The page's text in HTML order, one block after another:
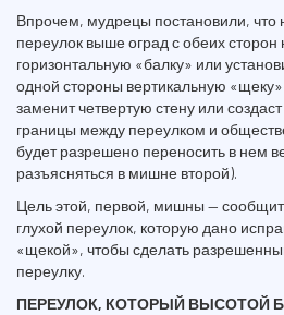
Впрочем, мудрецы постановили, что
переулок выше оград с обеих
горизонтальную «балку» или
одной стороны вертикальную
заменит четвертую стену или
границы между переулком и
будет разрешено переносить в нем
разъясняться в мишне второй).
Цель этой, первой, мишны —
глухой переулок, которую дано
«щекой», чтобы сделать
переулку.
ПЕРЕУЛОК, КОТОРЫЙ ВЫСОТОЙ